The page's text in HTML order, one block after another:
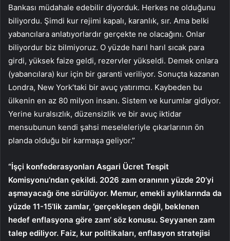
Bankası müdahale edebilir diyorduk. Herkes ne olduğunu
biliyordu. Şimdi kur rejimi kapalı, karanlık, sır. Ama belki
yabancılara anlatıyorlardır gerçekte ne olacağını. Onlar
biliyordur biz bilmiyoruz. O yüzde harıl harıl sıcak para
girdi, yüksek faize geldi, rezervler yükseldi. Demek onlara
(yabancılara) kur için bir garanti veriliyor. Sonuçta kazanan
Londra, New York’taki bir avuç yatırımcı. Kaybeden bu
ülkenin en az 80 milyon insanı. Sistem ve kurumlar gidiyor.
Yerine kuralsızlık, düzensizlik ve bir avuç iktidar
mensubunun kendi şahsi meseleleriyle çıkarlarının ön
planda olduğu bir karmaşa geliyor.”
“İşçi konfederasyonları Asgari Ücret Tespit
Komisyonu’ndan çekildi. 2026 zam oranının yüzde 20’yi
aşmayacağı öne sürülüyor. Memur, emekli aylıklarında da
yüzde 11-15’lik zamlar, ‘gerçekleşen değil, beklenen
hedef enflasyona göre zam’ söz konusu. Seyyanen zam
talep ediliyor. Faiz, kur politikaları, enflasyon stratejisi